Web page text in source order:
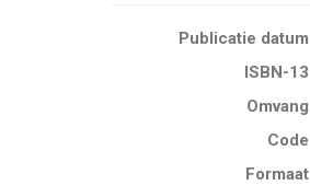
Publicatie datum
ISBN-13
Omvang
Code
Formaat